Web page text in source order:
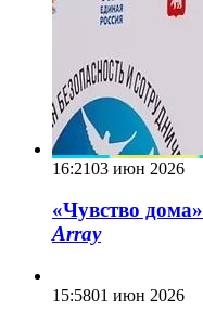
16:2103 июн 2026
«Чувство дома»
Array
15:5801 июн 2026